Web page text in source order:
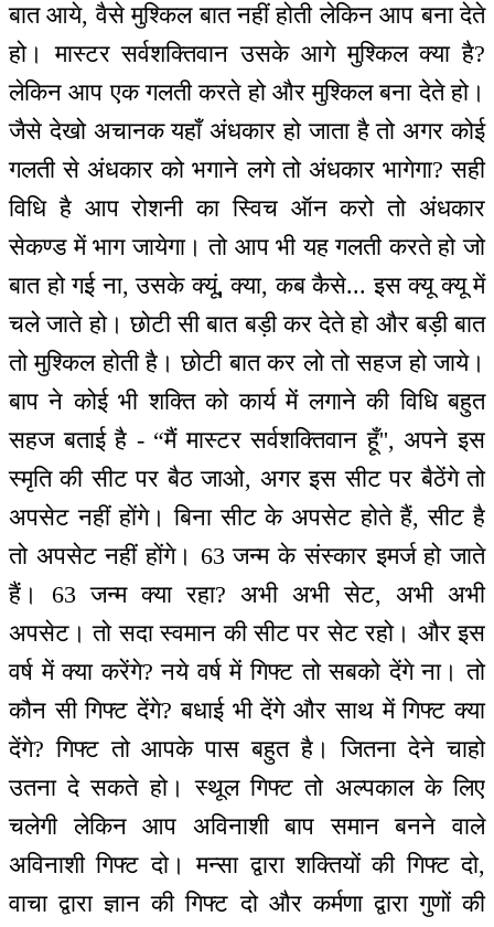
बात आये, वैसे मुश्किल बात नहीं होती लेकिन आप बना देते
हो। मास्टर सर्वशक्तिवान उसके आगे मुश्किल क्या है?
लेकिन आप एक गलती करते हो और मुश्किल बना देते हो।
जैसे देखो अचानक यहाँ अंधकार हो जाता है तो अगर कोई
गलती से अंधकार को भगाने लगे तो अंधकार भागेगा? सही
विधि है आप रोशनी का स्विच ऑन करो तो अंधकार
सेकण्ड में भाग जायेगा। तो आप भी यह गलती करते हो जो
बात हो गई ना, उसके क्यूं, क्या, कब कैसे... इस क्यू क्यू में
चले जाते हो। छोटी सी बात बड़ी कर देते हो और बड़ी बात
तो मुश्किल होती है। छोटी बात कर लो तो सहज हो जाये।
बाप ने कोई भी शक्ति को कार्य में लगाने की विधि बहुत
सहज बताई है - “मैं मास्टर सर्वशक्तिवान हूँ'', अपने इस
स्मृति की सीट पर बैठ जाओ, अगर इस सीट पर बैठेंगे तो
अपसेट नहीं होंगे। बिना सीट के अपसेट होते हैं, सीट है
तो अपसेट नहीं होंगे। 63 जन्म के संस्कार इमर्ज हो जाते
हैं। 63 जन्म क्या रहा? अभी अभी सेट, अभी अभी
अपसेट। तो सदा स्वमान की सीट पर सेट रहो। और इस
वर्ष में क्या करेंगे? नये वर्ष में गिफ्ट तो सबको देंगे ना। तो
कौन सी गिफ्ट देंगे? बधाई भी देंगे और साथ में गिफ्ट क्या
देंगे? गिफ्ट तो आपके पास बहुत है। जितना देने चाहो
उतना दे सकते हो। स्थूल गिफ्ट तो अल्पकाल के लिए
चलेगी लेकिन आप अविनाशी बाप समान बनने वाले
अविनाशी गिफ्ट दो। मन्सा द्वारा शक्तियों की गिफ्ट दो,
वाचा द्वारा ज्ञान की गिफ्ट दो और कर्मणा द्वारा गुणों की